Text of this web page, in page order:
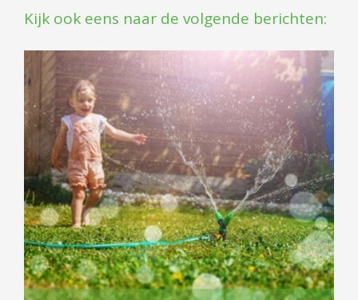
Kijk ook eens naar de volgende berichten: